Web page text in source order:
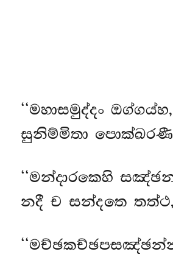
‘‘මහාසමුද්දං
සුනිම්මිතා
‘‘මන්දාරකෙහි
නදී ච සන්දතෙ